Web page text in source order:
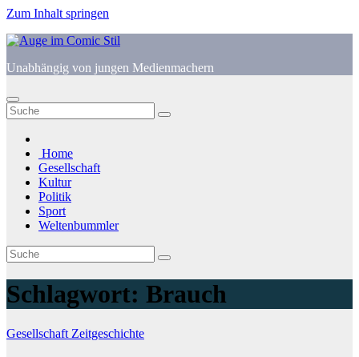
Zum Inhalt springen
Unabhängig von jungen Medienmachern
Home
Gesellschaft
Kultur
Politik
Sport
Weltenbummler
Schlagwort: Brauch
Gesellschaft Zeitgeschichte